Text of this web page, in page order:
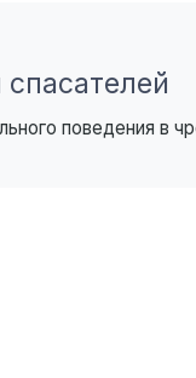
поведения в